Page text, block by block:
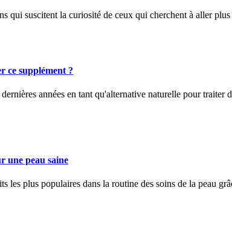
qui suscitent la curiosité de ceux qui cherchent à aller
ce supplément ?
années en tant qu'alternative naturelle pour
une peau saine
les plus populaires dans la routine des soins de la peau